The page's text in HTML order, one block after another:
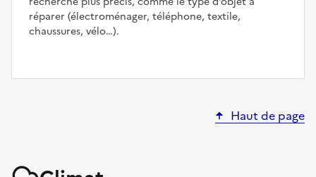
réparer (électroménager, téléphone, textile,
chaussures, vélo…).
Haut de page